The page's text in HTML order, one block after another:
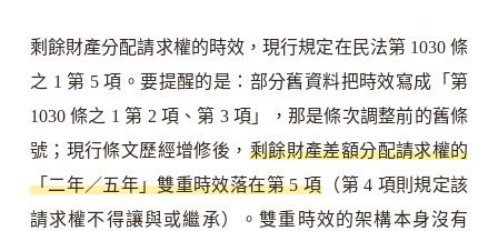
剩餘財產分配請求權的時效，現行規定在民法第 1030 條
之 1 第 5 項。要提醒的是：部分舊資料把時效寫成「第
1030 條之 1 第 2 項、第 3 項」，那是條次調整前的舊條
號；現行條文歷經增修後， 剩餘財產差額分配請求權的
「二年／五年」雙重時效落在第 5 項 （第 4 項則規定該
請求權不得讓與或繼承）。雙重時效的架構本身沒有